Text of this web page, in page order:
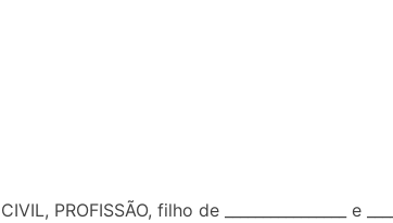
CIVIL, PROFISSÃO, filho de ________________